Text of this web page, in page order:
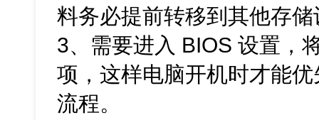
料务必提前转移到其他存
3、需要进入 BIOS 设置，
项，这样电脑开机时才能
流程。